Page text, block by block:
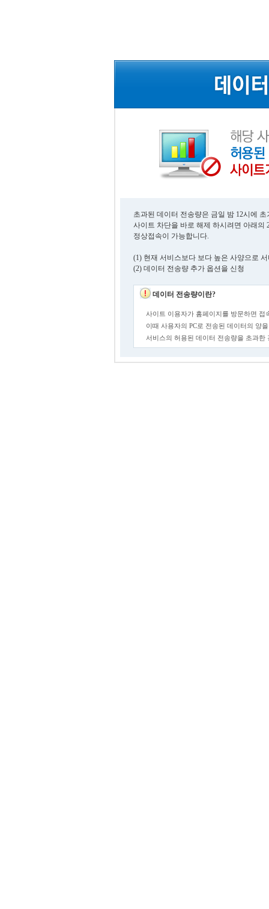
초과된 데이터 전송량은 금일 밤 12시에
사이트 차단을 바로 해제 하시려면 아래의
정상접속이 가능합니다.
(1) 현재 서비스보다 보다 높은 사양으로
(2) 데이터 전송량 추가 옵션을 신청
데이터 전송량이란?
사이트 이용자가 홈페이지를 방문하면 접
이때 사용자의 PC로 전송된 데이터의 양
서비스의 허용된 데이터 전송량을 초과